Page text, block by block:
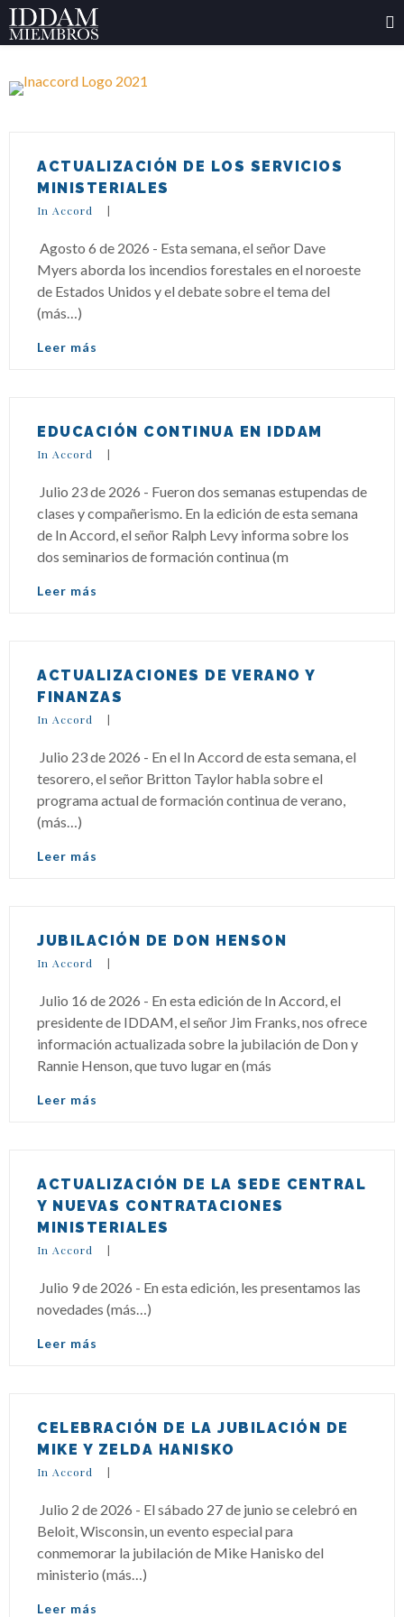
ACTUALIZACIÓN DE LOS SERVICIOS
MINISTERIALES
In Accord |
Agosto 6 de 2026 - Esta semana, el señor Dave
Myers aborda los incendios forestales en el noroeste
de Estados Unidos y el debate sobre el tema del
(más…)
Leer más
EDUCACIÓN CONTINUA EN IDDAM
In Accord |
Julio 23 de 2026 - Fueron dos semanas estupendas de
clases y compañerismo. En la edición de esta semana
de In Accord, el señor Ralph Levy informa sobre los
dos seminarios de formación continua (m
Leer más
ACTUALIZACIONES DE VERANO Y
FINANZAS
In Accord |
Julio 23 de 2026 - En el In Accord de esta semana, el
tesorero, el señor Britton Taylor habla sobre el
programa actual de formación continua de verano,
(más…)
Leer más
JUBILACIÓN DE DON HENSON
In Accord |
Julio 16 de 2026 - En esta edición de In Accord, el
presidente de IDDAM, el señor Jim Franks, nos ofrece
información actualizada sobre la jubilación de Don y
Rannie Henson, que tuvo lugar en (más
Leer más
ACTUALIZACIÓN DE LA SEDE CENTRAL
Y NUEVAS CONTRATACIONES
MINISTERIALES
In Accord |
Julio 9 de 2026 - En esta edición, les presentamos las
novedades (más…)
Leer más
CELEBRACIÓN DE LA JUBILACIÓN DE
MIKE Y ZELDA HANISKO
In Accord |
Julio 2 de 2026 - El sábado 27 de junio se celebró en
Beloit, Wisconsin, un evento especial para
conmemorar la jubilación de Mike Hanisko del
ministerio (más…)
Leer más